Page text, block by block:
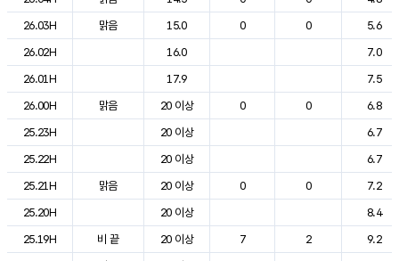
26.03H
맑음 15.0 0 0
5.6
26.02H
16.0
7.0
26.01H
17.9
7.5
26.00H
맑음 20 이상 0 0
6.8
25.23H
20 이상
6.7
25.22H
20 이상
6.7
25.21H
맑음 20 이상 0 0
7.2
25.20H
20 이상
8.4
25.19H
비 끝 20 이상 7 2
9.2